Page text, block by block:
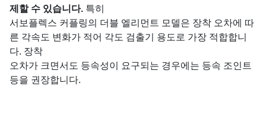
제할 수 있습니다. 특히
서보플렉스 커플링의 더블 엘리먼트 모델은 장착 오차에 따
른 각속도 변화가 적어 각도 검출기 용도로 가장 적합합니
다. 장착
오차가 크면서도 등속성이 요구되는 경우에는 등속 조인트
등을 권장합니다.